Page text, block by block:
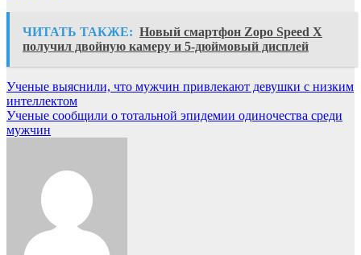
ЧИТАТЬ ТАКЖЕ: Новый смартфон Zopo Speed X
получил двойную камеру и 5-дюймовый дисплей
Навигация
по
записям
Ученые выяснили, что мужчин привлекают девушки с низким
интеллектом
Ученые сообщили о тотальной эпидемии одиночества среди
мужчин